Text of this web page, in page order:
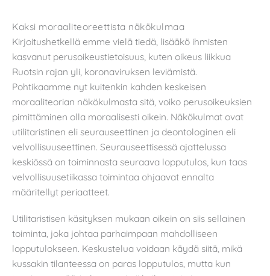
Kaksi moraaliteoreettista näkökulmaa
Kirjoitushetkellä emme vielä tiedä, lisääkö ihmisten
kasvanut perusoikeustietoisuus, kuten oikeus liikkua
Ruotsin rajan yli, koronaviruksen leviämistä.
Pohtikaamme nyt kuitenkin kahden keskeisen
moraaliteorian näkökulmasta sitä, voiko perusoikeuksien
pimittäminen olla moraalisesti oikein. Näkökulmat ovat
utilitaristinen eli seurauseettinen ja deontologinen eli
velvollisuuseettinen. Seurauseettisessä ajattelussa
keskiössä on toiminnasta seuraava lopputulos, kun taas
velvollisuusetiikassa toimintaa ohjaavat ennalta
määritellyt periaatteet.
Utilitaristisen käsityksen mukaan oikein on siis sellainen
toiminta, joka johtaa parhaimpaan mahdolliseen
lopputulokseen. Keskustelua voidaan käydä siitä, mikä
kussakin tilanteessa on paras lopputulos, mutta kun